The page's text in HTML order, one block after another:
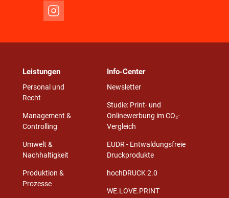
Leistungen
Personal und
Recht
Management &
Controlling
Umwelt &
Nachhaltigkeit
Produktion &
Prozesse
Info-Center
Newsletter
Studie: Print- und
Onlinewerbung im CO₂-
Vergleich
EUDR - Entwaldungsfreie
Druckprodukte
hochDRUCK 2.0
WE.LOVE.PRINT